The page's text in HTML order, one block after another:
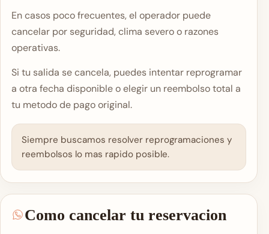
En casos poco frecuentes, el operador puede
cancelar por seguridad, clima severo o razones
operativas.
Si tu salida se cancela, puedes intentar reprogramar
a otra fecha disponible o elegir un reembolso total a
tu metodo de pago original.
Siempre buscamos resolver reprogramaciones y
reembolsos lo mas rapido posible.
Como cancelar tu reservacion